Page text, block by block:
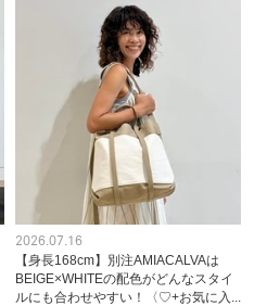
2026.07.16
【身長168cm】別注AMIACALVAは
BEIGE×WHITEの配色がどんなスタイ
ルにも合わせやすい！〈♡+お気に入...